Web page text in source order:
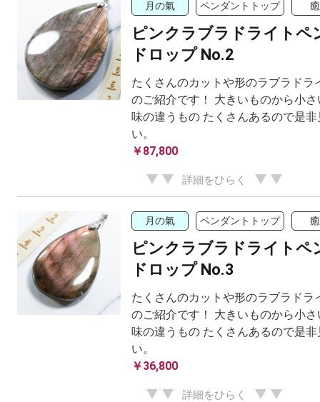
月の氣 ペンダントトップ
ピンクラブラドライトペ
ドロップ No.2
たくさんのカットや形のラブラドラ
のご紹介です！ 大きいものから小
味の違うもの たくさんあるので是
い。
￥87,800
詳細をひらく
月の氣 ペンダントトップ
ピンクラブラドライトペ
ドロップ No.3
たくさんのカットや形のラブラドラ
のご紹介です！ 大きいものから小
味の違うもの たくさんあるので是
い。
￥36,800
詳細をひらく